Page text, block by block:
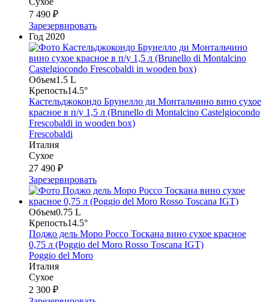
7 490 ₽
Зарезервировать
Год 2020
Объем1.5 L
Крепость14.5°
Кастельджокондо Брунелло ди Монтальчино вино сухое
красное в п/у 1,5 л (Brunello di Montalcino Castelgiocondo
Frescobaldi in wooden box)
Frescobaldi
Италия
Сухое
27 490 ₽
Зарезервировать
Объем0.75 L
Крепость14.5°
Поджо дель Моро Россо Тоскана вино сухое красное
0,75 л (Poggio del Moro Rosso Toscana IGT)
Poggio del Moro
Италия
Сухое
2 300 ₽